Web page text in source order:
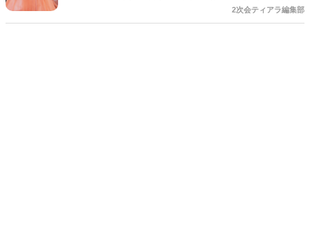
のか」と悩まれている花嫁さんを多く見かけます◎ 「二次会の幹事を
2次会ティアラ編集部